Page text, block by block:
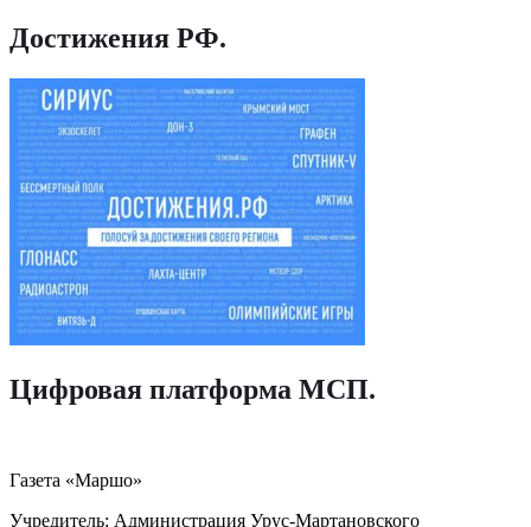
Достижения РФ.
Цифровая платформа МСП.
Газета «Маршо»
Учредитель: Администрация Урус-Мартановского